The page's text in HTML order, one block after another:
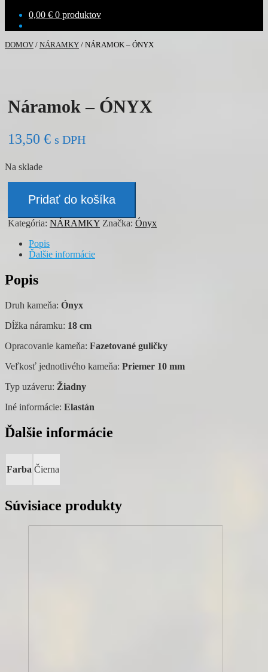
0,00 € 0 produktov
DOMOV / NÁRAMKY / NÁRAMOK – ÓNYX
Náramok – ÓNYX
13,50 € s DPH
Na sklade
Náramok
ÓNYX
Pridať do košíka
Kategória: NÁRAMKY Značka: Ónyx
Popis
Ďalšie informácie
Popis
Druh kameňa: Ónyx
Dĺžka náramku: 18 cm
Opracovanie kameňa: Fazetované guličky
Veľkosť jednotlivého kameňa: Priemer 10 mm
Typ uzáveru: Žiadny
Iné informácie: Elastán
Ďalšie informácie
Farba Čierna
Súvisiace produkty